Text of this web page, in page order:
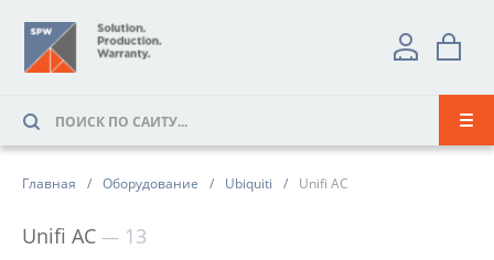
Главная Оборудование Ubiquiti Unifi AC
Unifi AC 13